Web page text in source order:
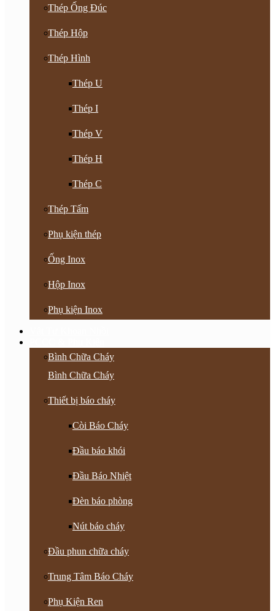
Thép Ống Đúc
Thép Hộp
Thép Hình
Thép U
Thép I
Thép V
Thép H
Thép C
Thép Tấm
Phụ kiện thép
Ống Inox
Hộp Inox
Phụ kiện Inox
Bình Chữa Cháy
Bình Chữa Cháy
Thiết bị báo cháy
Còi Báo Cháy
Đầu báo khói
Đầu Báo Nhiệt
Đèn báo phòng
Nút báo cháy
Đầu phun chữa cháy
Trung Tâm Báo Cháy
Phụ Kiện Ren